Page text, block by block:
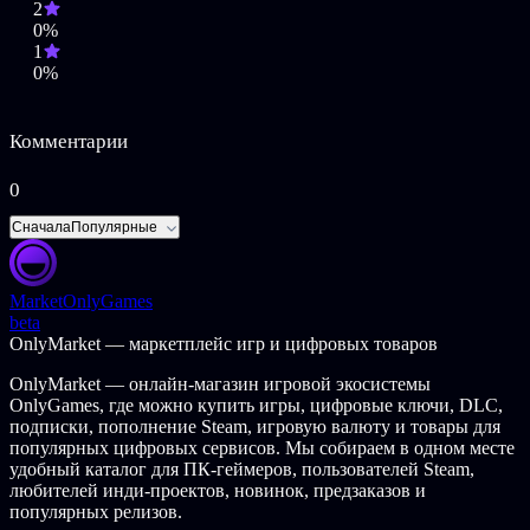
Игра которая проложила путь размазыванию бабушек. И
коров.
Невозможное количество серёзно боящихся пешеходов.
11 захватывающих и бодрящих ландшафтов.
разблокировать 30 машин для игры!
Спрятанные бонус локации.
Геймплей:
Главная задача игрока, это подняться по системе ранков с 99
места до 1ого. Автомобиль игрока будет поставлен против
разых локациях: городах, шахтах, пустынных городах. Уровни
можно будет пройти тремя разными способами:
Закончив все круги в гонке, как в обычных гонках.
Разбив машины всех оппонентов.
Убив всех пешеходов.
2
0%
1
0%
Комментарии
0
СначалаПопулярные
MarketOnlyGames
beta
OnlyMarket — маркетплейс игр и цифровых товаров
OnlyMarket — онлайн-магазин игровой экосистемы
OnlyGames, где можно купить игры, цифровые ключи, DLC,
подписки, пополнение Steam, игровую валюту и товары для
популярных цифровых сервисов. Мы собираем в одном месте
удобный каталог для ПК-геймеров, пользователей Steam,
любителей инди-проектов, новинок, предзаказов и
популярных релизов.